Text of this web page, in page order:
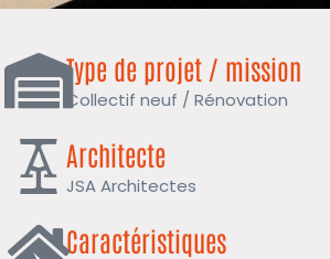
Type de projet / mission
Collectif neuf / Rénovation
Architecte
JSA Architectes
Caractéristiques